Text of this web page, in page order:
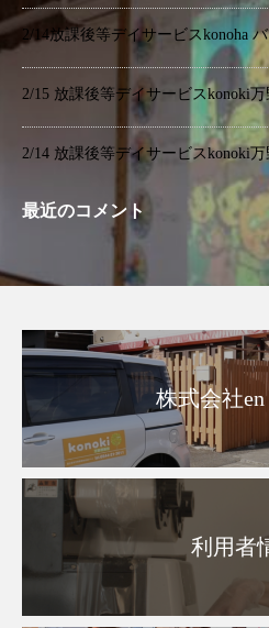
2/14放課後等デイサービスkonoha
2/15 放課後等デイサービスkonoki
2/14 放課後等デイサービスkonoki
最近のコメント
株式会社
利用者